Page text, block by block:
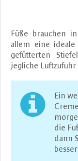
Füße brauchen
allem eine ideale
gefütterten
jegliche
Ein
die
dann